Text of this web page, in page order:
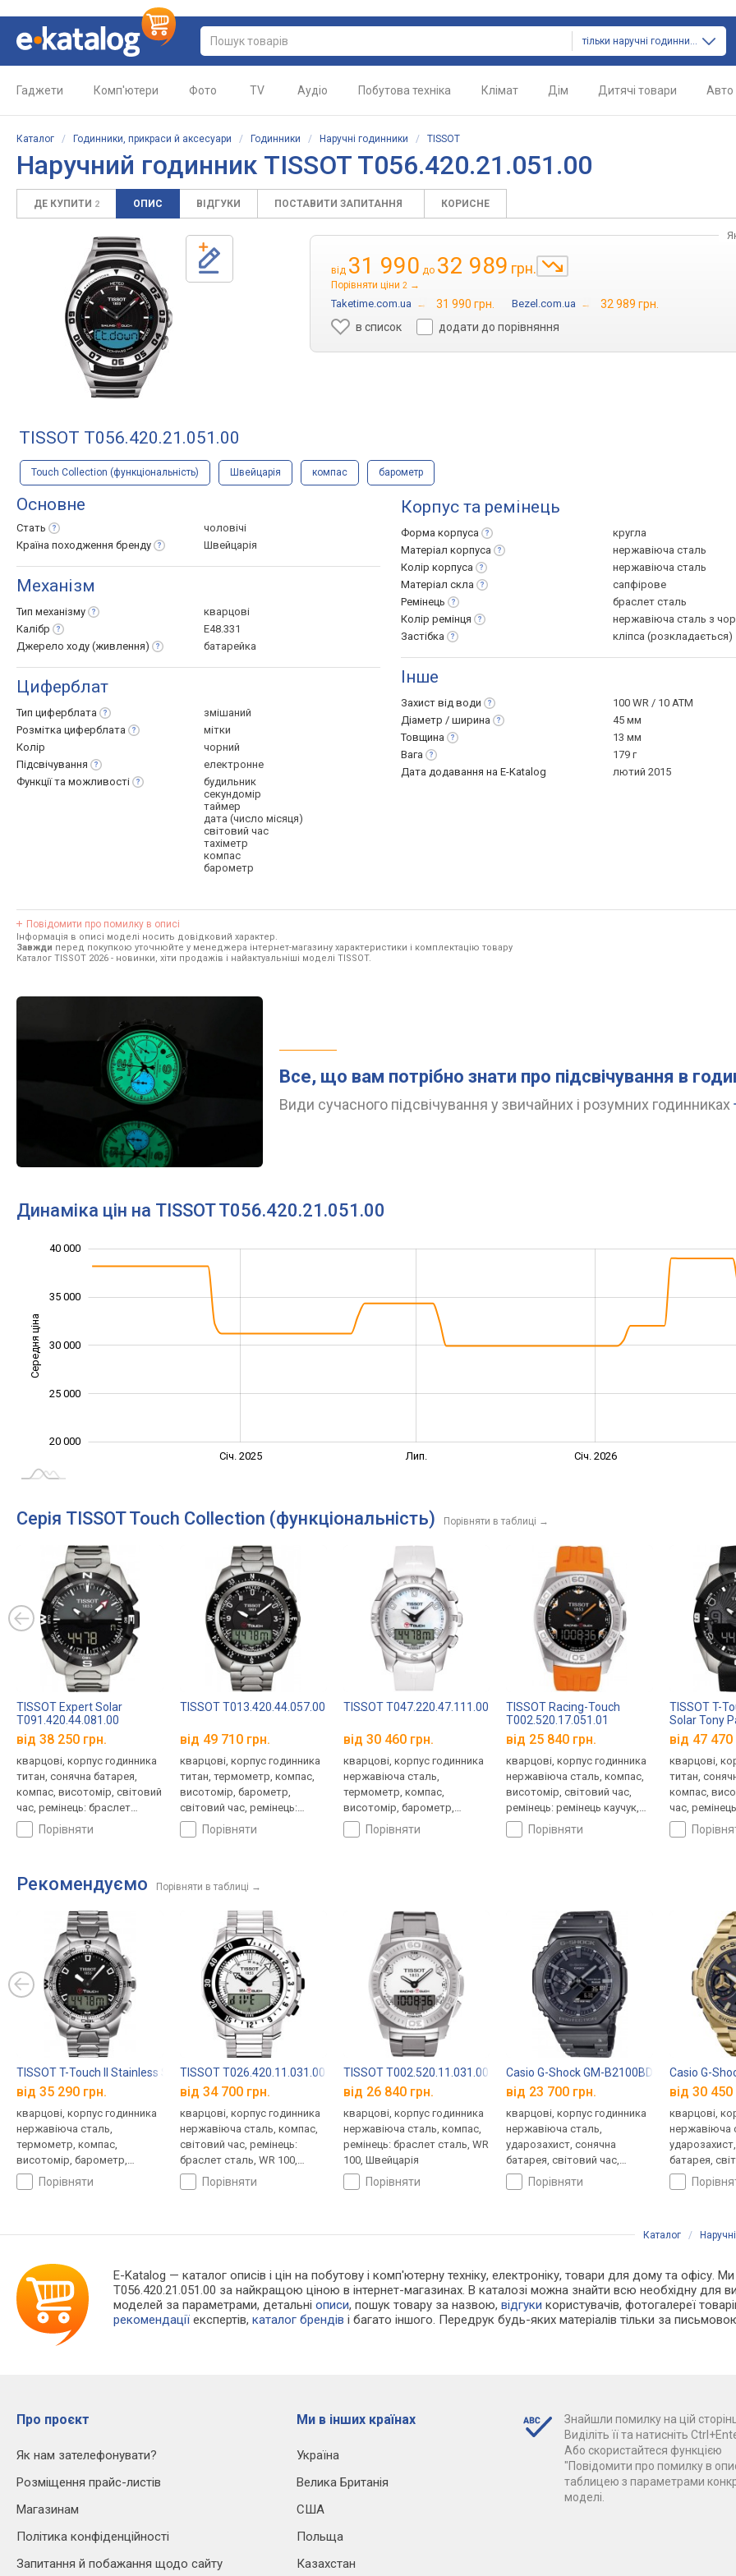
тільки наручні годинники
Гаджети Комп'ютери Фото TV Аудіо Побутова техніка Клімат Дім Дитячі товари Авто
Каталог / Годинники, прикраси й аксесуари / Годинники / Наручні годинники / TISSOT
Наручний годинник TISSOT T056.420.21.051.00
ДЕ КУПИТИ 2 ОПИС ВІДГУКИ ПОСТАВИТИ ЗАПИТАННЯ КОРИСНЕ
від 31 990 до 32 989 грн.
Порівняти ціни 2 →
Taketime.com.ua → 31 990 грн. Bezel.com.ua →
32 989 грн.
в список
додати до порівняння
TISSOT T056.420.21.051.00
Touch Collection (функціональність) Швейцарія компас барометр
Основне
Стать
чоловічі
Країна походження бренду Швейцарія
Механізм
Тип механізму
кварцові
Калібр
E48.331
Джерело ходу (живлення) батарейка
Циферблат
Тип циферблата
змішаний
Розмітка циферблата
мітки
Колір
чорний
Підсвічування
електронне
Функції та можливості
будильник
секундомір
таймер
дата (число місяця)
світовий час
тахіметр
компас
барометр
Корпус та ремінець
Форма корпуса
кругла
Матеріал корпуса
нержавіюча сталь
Колір корпуса
нержавіюча сталь
Матеріал скла
сапфірове
Ремінець
браслет сталь
Колір ремінця
нержавіюча сталь з
Застібка
кліпса (розкладається)
Інше
Захист від води
100 WR / 10 ATM
Діаметр / ширина
45 мм
Товщина
13 мм
Вага
179 г
Дата додавання на E-Katalog
лютий 2015
Повідомити про помилку в описі
Інформація в описі моделі носить довідковий характер.
Завжди перед покупкою уточнюйте у менеджера інтернет-магазину характеристики і комплектацію товару
Каталог TISSOT 2026 - новинки, хіти продажів і найактуальніші моделі TISSOT.
Все, що вам потрібно знати про підсвічування в
Види сучасного підсвічування у звичайних і розумних годинниках
Динаміка цін на TISSOT T056.420.21.051.00
Середня ціна 24 000
20 000
30 000
40 000
35 000
25 000
Січ. 2025 Лип. Січ. 2026
Серія TISSOT Touch Collection (функціональність) Порівняти в таблиці →
TISSOT Expert Solar
T091.420.44.081.00
від 38 250 грн.
кварцові, корпус годинника
титан, сонячна батарея,
компас, висотомір, світовий
час, ремінець: браслет
титан, WR 100, Швейцарія
порівняти
TISSOT T013.420.44.057.00
від 49 710 грн.
кварцові, корпус годинника
титан, термометр, компас,
висотомір, барометр,
світовий час, ремінець:
браслет титан, WR 100,
Швейцарія
порівняти
TISSOT T047.220.47.111.00
від 30 460 грн.
кварцові, корпус годинника
нержавіюча сталь,
термометр, компас,
висотомір, барометр,
світовий час, ремінець:
ремінець каучук, WR 100,
порівняти
TISSOT Racing-Touch
T002.520.17.051.01
від 25 840 грн.
кварцові, корпус годинника
нержавіюча сталь, компас,
висотомір, світовий час,
ремінець: ремінець каучук,
WR 100, Швейцарія
порівняти
TISSOT T-
Solar Tony
від 47 470
кварцові,
титан,
компас,
час,
шкіряний,
Рекомендуємо Порівняти в таблиці →
TISSOT T-Touch II Stainless Steel T047.420.11.051.00
від 35 290 грн.
кварцові, корпус годинника
нержавіюча сталь,
термометр, компас,
висотомір, барометр,
світовий час, ремінець:
браслет сталь, WR 100,
порівняти
TISSOT T026.420.11.031.00
від 34 700 грн.
кварцові, корпус годинника
нержавіюча сталь, компас,
світовий час, ремінець:
браслет сталь, WR 100,
Швейцаріяпорівняти
TISSOT T002.520.11.031.00
від 26 840 грн.
кварцові, корпус годинника
нержавіюча сталь, компас,
ремінець: браслет сталь, WR
100, Швейцарія
порівняти
Casio G-Shock GM-B2100BD-1A
від 23 700 грн.
кварцові, корпус годинника
нержавіюча сталь,
ударозахист, сонячна
батарея, світовий час,
Bluetooth, ремінець: браслет
сталь, WR 200, Японія
порівняти
Casio G-
від 30 450
кварцові,
нержавіюча
батарея,
Bluetooth,
сталь, WR
Каталог /
E-Katalog — каталог описів і цін на побутову і комп'ютерну техніку, електроніку, товари для дому та офісу.
T056.420.21.051.00 за найкращою ціною в інтернет-магазинах. В каталозі можна знайти всю необхідну для
моделей за параметрами, детальніописи, пошук товару за назвою,відгуки користувачів, фотогалереї
рекомендації експертів,каталог брендів і багато іншого. Передрук будь-яких матеріалів тільки за
Про проєкт
Як нам зателефонувати?
Розміщення прайс-листів
Магазинам
Політика конфіденційності
Запитання й побажання щодо сайту
Ми в інших країнах
Україна
Велика Британія
США
Польща
Казахстан
Знайшли помилку на цій
Виділіть її та натисніть
Або скористайтеся функцією
"Повідомити про помилку в
таблицею з параметрами
моделі.